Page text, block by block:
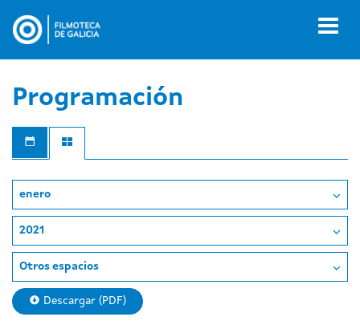
contenido
Programación
enero
2021
Otros espacios
Descargar (PDF)